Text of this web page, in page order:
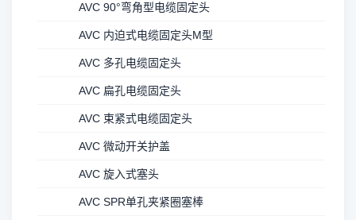
AVC 90°弯角型电缆固定头
AVC 内迫式电缆固定头M型
AVC 多孔电缆固定头
AVC 扁孔电缆固定头
AVC 束紧式电缆固定头
AVC 微动开关护盖
AVC 旋入式塞头
AVC SPR单孔夹紧圈塞棒